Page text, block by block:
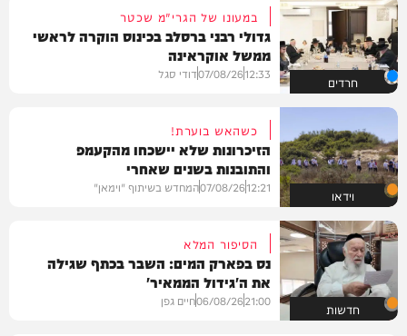
חרדים
במעונו של הגרי"מ שכטר
גדולי רבני ברסלב בכינוס הוקרה לראשי
ממשל אוקראינה
12:33
07/08/26דודי סגל
וידאו
כשהאש בוערת!
הזיכרונות שלא יישכחו מהקעמפ
והתובנות בשנים שאחרי
12:21
07/08/26המחדש בשיתוף "וימאן"
חדשות
הסיפור המלא
נס בפארק המים: השבר בכתף שגילה
את ה'גידול הממאיר'
21:00
06/08/26חיים גפן